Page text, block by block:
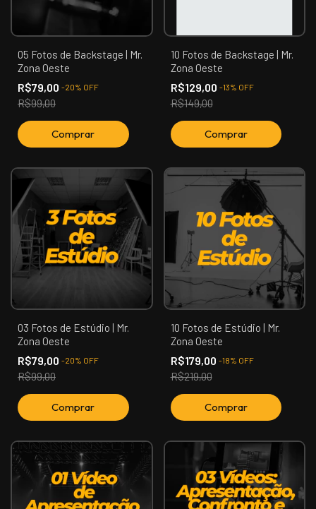
05 Fotos de Backstage | Mr.
Zona Oeste
R$79,00 -20% OFF
R$99,00
10 Fotos de Backstage | Mr.
Zona Oeste
R$129,00 -13% OFF
R$149,00
03 Fotos de Estúdio | Mr.
Zona Oeste
R$79,00 -20% OFF
R$99,00
10 Fotos de Estúdio | Mr.
Zona Oeste
R$179,00 -18% OFF
R$219,00